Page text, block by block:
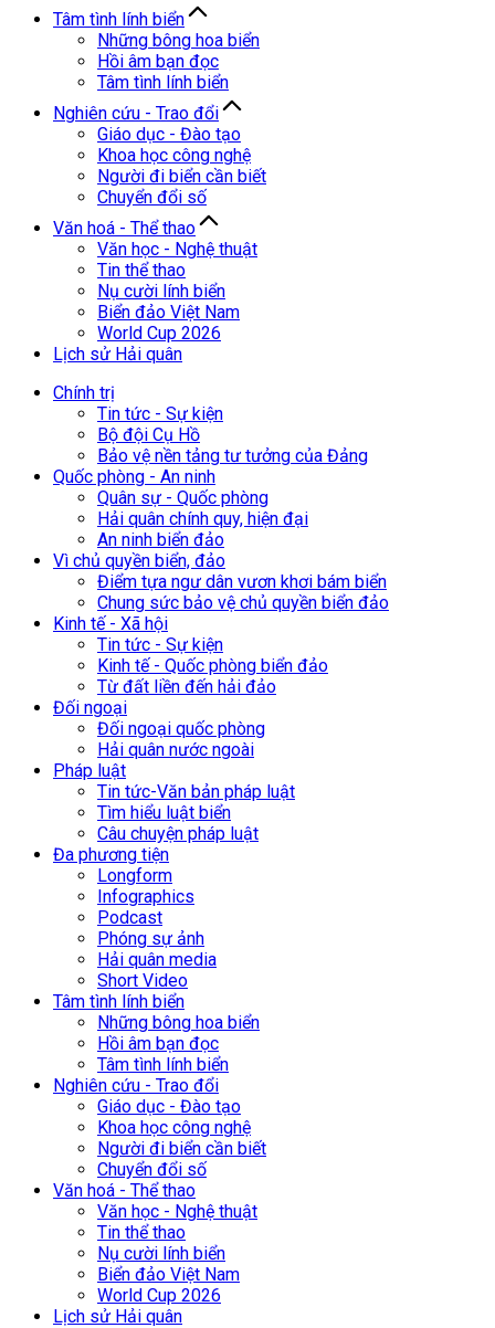
Tâm tình lính biển
Những bông hoa biển
Hồi âm bạn đọc
Tâm tình lính biển
Nghiên cứu - Trao đổi
Giáo dục - Đào tạo
Khoa học công nghệ
Người đi biển cần biết
Chuyển đổi số
Văn hoá - Thể thao
Văn học - Nghệ thuật
Tin thể thao
Nụ cười lính biển
Biển đảo Việt Nam
World Cup 2026
Lịch sử Hải quân
Chính trị
Tin tức - Sự kiện
Bộ đội Cụ Hồ
Bảo vệ nền tảng tư tưởng của Đảng
Quốc phòng - An ninh
Quân sự - Quốc phòng
Hải quân chính quy, hiện đại
An ninh biển đảo
Vì chủ quyền biển, đảo
Điểm tựa ngư dân vươn khơi bám biển
Chung sức bảo vệ chủ quyền biển đảo
Kinh tế - Xã hội
Tin tức - Sự kiện
Kinh tế - Quốc phòng biển đảo
Từ đất liền đến hải đảo
Đối ngoại
Đối ngoại quốc phòng
Hải quân nước ngoài
Pháp luật
Tin tức-Văn bản pháp luật
Tìm hiểu luật biển
Câu chuyện pháp luật
Đa phương tiện
Longform
Infographics
Podcast
Phóng sự ảnh
Hải quân media
Short Video
Tâm tình lính biển
Những bông hoa biển
Hồi âm bạn đọc
Tâm tình lính biển
Nghiên cứu - Trao đổi
Giáo dục - Đào tạo
Khoa học công nghệ
Người đi biển cần biết
Chuyển đổi số
Văn hoá - Thể thao
Văn học - Nghệ thuật
Tin thể thao
Nụ cười lính biển
Biển đảo Việt Nam
World Cup 2026
Lịch sử Hải quân